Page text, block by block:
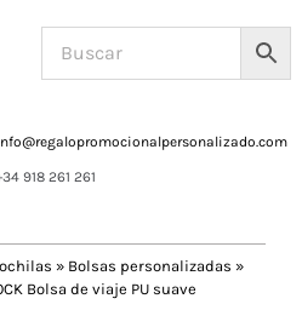
918 261 261
» Bolsas personalizadas »
Bolsa de viaje PU suave